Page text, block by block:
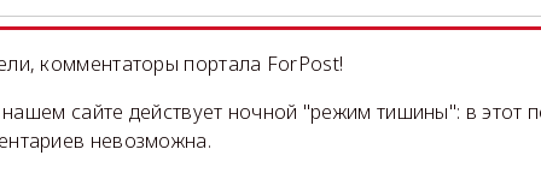
комментаторы портала ForPost!
сайте действует ночной "режим тишины": в этот
невозможна.